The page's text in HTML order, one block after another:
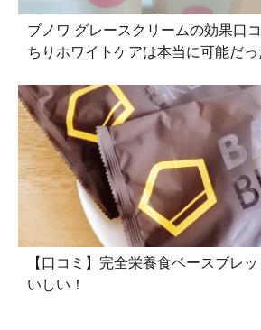
ブノワ グレースクリームの効果口
ちりホワイトケアは本当に可能だっ
【口コミ】完全栄養食ベースブレ
いしい！